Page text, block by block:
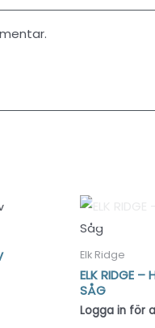
Elk Ridge
ELK RIDGE –
SÅG
Logga in för